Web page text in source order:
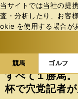
当サイトでは当社の提
査・分析したり、お客
okie を使⽤する場合が
競馬 ゴルフ
b
ス
ポ
ル
競馬の記事一
すべて１勝馬
杯で穴党記者